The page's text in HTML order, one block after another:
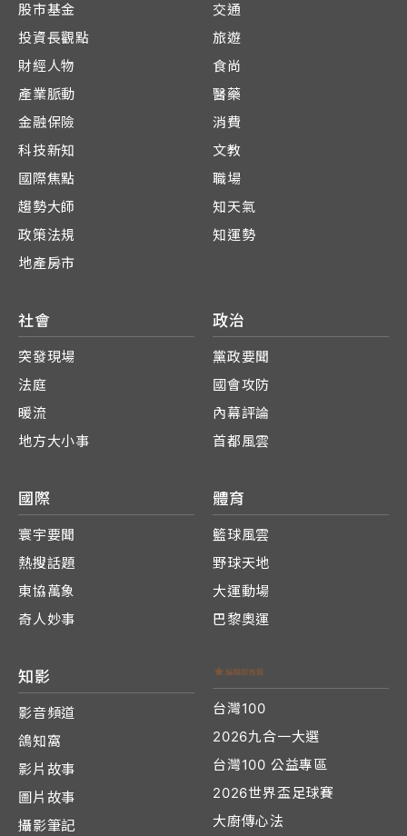
股市基金
投資長觀點
財經人物
產業脈動
金融保險
科技新知
國際焦點
趨勢大師
政策法規
地產房市
交通
旅遊
食尚
醫藥
消費
文教
職場
知天氣
知運勢
社會
突發現場
法庭
暖流
地方大小事
政治
黨政要聞
國會攻防
內幕評論
首都風雲
國際
寰宇要聞
熱搜話題
東協萬象
奇人妙事
體育
籃球風雲
野球天地
大運動場
巴黎奧運
知影
影音頻道
鴿知窩
影片故事
圖片故事
攝影筆記
台灣100
2026九合一大選
台灣100 公益專區
2026世界盃足球賽
大廚傳心法